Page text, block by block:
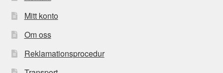
Mitt konto
Om oss
Reklamationsprocedur